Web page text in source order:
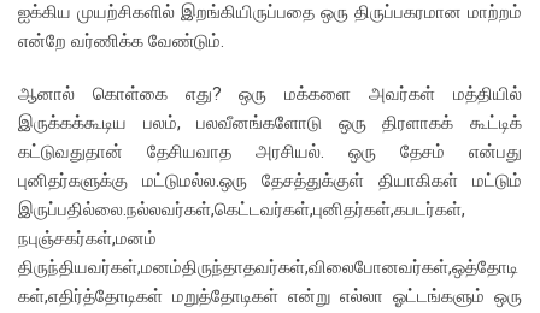
ஐக்கிய முயற்சிகளில் இறங்கியிருப்பதை ஒரு திருப்பகரமான மாற்றம்
என்றே வர்ணிக்க வேண்டும்.
ஆனால் கொள்கை எது? ஒரு மக்களை அவர்கள் மத்தியில்
இருக்கக்கூடிய பலம், பலவீனங்களோடு ஒரு திரளாகக் கூட்டிக்
கட்டுவதுதான் தேசியவாத அரசியல். ஒரு தேசம் என்பது
புனிதர்களுக்கு மட்டுமல்ல.ஒரு தேசத்துக்குள் தியாகிகள் மட்டும்
இருப்பதில்லை.நல்லவர்கள்,கெட்டவர்கள்,புனிதர்கள்,கபடர்கள்,
நபுஞ்சகர்கள்,மனம்
திருந்தியவர்கள்,மனம்திருந்தாதவர்கள்,விலைபோனவர்கள்,ஒத்தோடி
கள்,எதிர்த்தோடிகள் மறுத்தோடிகள் என்று எல்லா ஓட்டங்களும் ஒரு